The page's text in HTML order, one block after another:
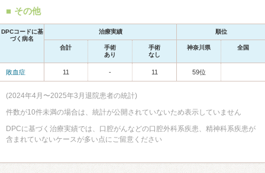
その他
DPCコードに基
づく病名
治療実績 順位
合計
手術
あり
手術
なし
神奈川県 全国
敗血症 11 - 11 59位
(2024年4月〜2025年3月退院患者の統計)
件数が10件未満の場合は、統計が公開されていないため表示していません
DPCに基づく治療実績では、口腔がんなどの口腔外科系疾患、精神科系疾患が
含まれていないケースが多い点にご留意ください